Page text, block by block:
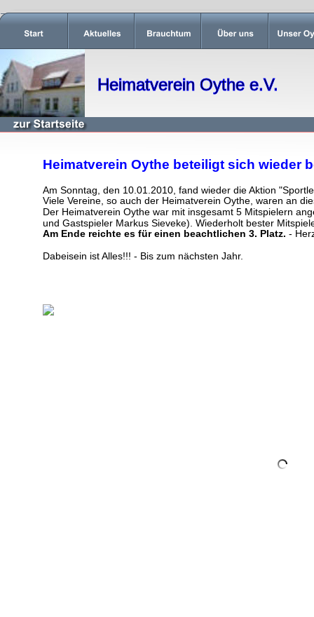
Heimatverein Oythe e.V.
Heimatverein Oythe beteiligt sich wieder
Am Sonntag, den 10.01.2010, fand wieder die Aktion
Viele Vereine, so auch der Heimatverein Oythe, waren an
Der Heimatverein Oythe war mit insgesamt 5 Mitspielern
und Gastspieler Markus Sieveke). Wiederholt bester
Am Ende reichte es für einen beachtlichen 3. Platz. -
Dabeisein ist Alles!!! - Bis zum nächsten Jahr.